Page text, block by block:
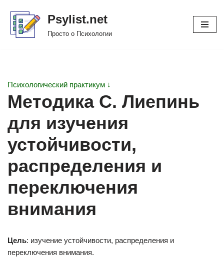
Перейти
Psylist.net
Просто о Психологии
Психологический практикум ↓
Методика С. Лиепинь
для изучения
устойчивости,
распределения и
переключения
внимания
Цель: изучение устойчивости, распределения и
переключения внимания.